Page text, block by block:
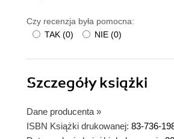
Czy recenzja była pomocna:
TAK (0) NIE (0)
Szczegółyksiążki
Dane producenta »
ISBN Książki drukowanej: 83-736-